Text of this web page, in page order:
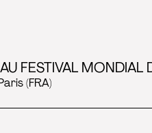
FESTIVAL MONDIAL
(FRA)